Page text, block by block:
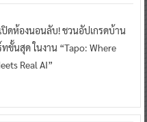
ปิดห้องนอนลับ! ชวนอัปเกรดบ้าน
ขั้นสุด ในงาน “Tapo: Where
Real AI”